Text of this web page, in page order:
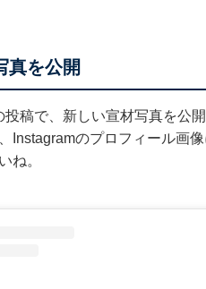
真を公開
稿で、新しい宣材写真を公
Instagramのプロフィール画
ね。